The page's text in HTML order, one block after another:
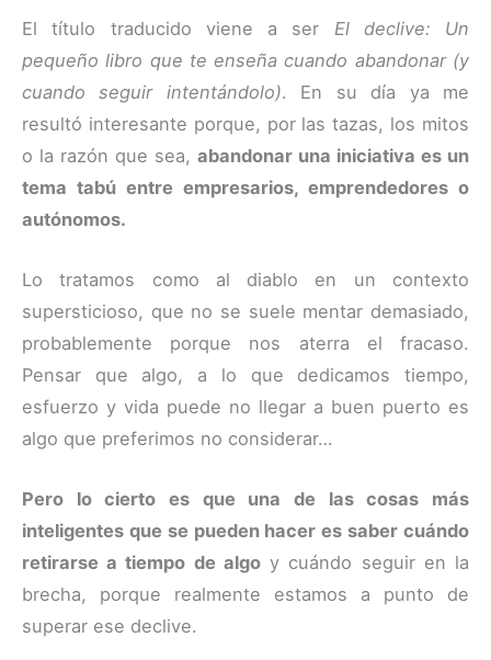
El título traducido viene a ser El declive: Un
pequeño libro que te enseña cuando abandonar (y
cuando seguir intentándolo). En su día ya me
resultó interesante porque, por las tazas, los mitos
o la razón que sea, abandonar una iniciativa es un
tema tabú entre empresarios, emprendedores o
autónomos.
Lo tratamos como al diablo en un contexto
supersticioso, que no se suele mentar demasiado,
probablemente porque nos aterra el fracaso.
Pensar que algo, a lo que dedicamos tiempo,
esfuerzo y vida puede no llegar a buen puerto es
algo que preferimos no considerar…
Pero lo cierto es que una de las cosas más
inteligentes que se pueden hacer es saber cuándo
retirarse a tiempo de algoy cuándo seguir en la
brecha, porque realmente estamos a punto de
superar ese declive.